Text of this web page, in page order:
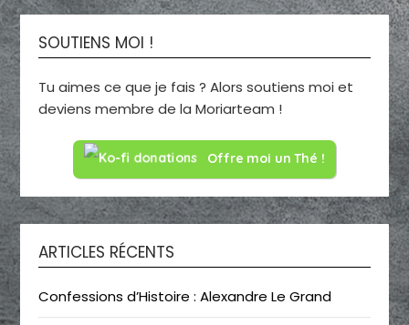
SOUTIENS MOI !
Tu aimes ce que je fais ? Alors soutiens moi et
deviens membre de la Moriarteam !
Offre moi un Thé !
ARTICLES RÉCENTS
Confessions d’Histoire : Alexandre Le Grand